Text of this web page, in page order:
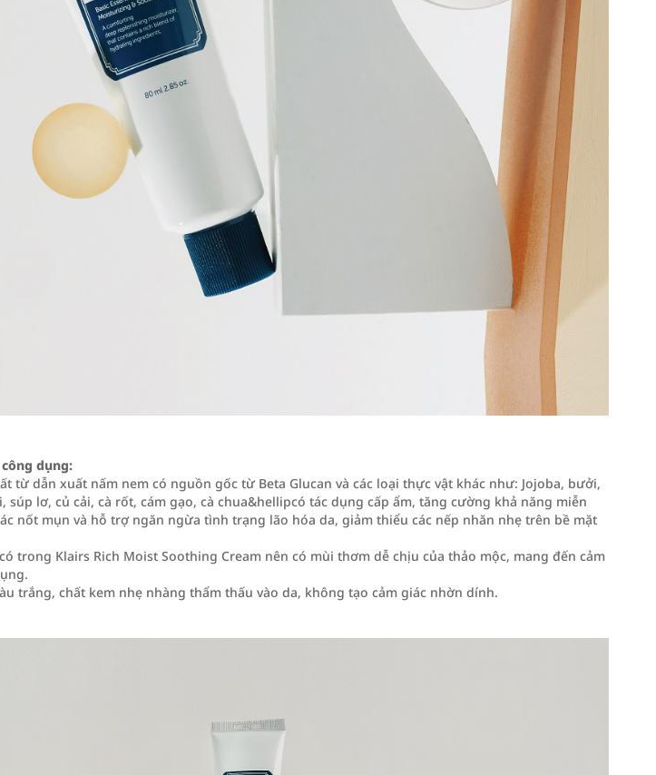
dụng:
từ dẫn xuất nấm nem có nguồn gốc từ Beta Glucan và các loại thực vật khác như: Jojoba, bưởi,
súp lơ, củ cải, cà rốt, cám gạo, cà chua&hellipcó tác dụng cấp ẩm, tăng cường khả năng miễn
nốt mụn và hỗ trợ ngăn ngừa tình trạng lão hóa da, giảm thiểu các nếp nhăn nhẹ trên bề mặt
trong Klairs Rich Moist Soothing Cream nên có mùi thơm dễ chịu của thảo mộc, mang đến cảm
trắng, chất kem nhẹ nhàng thẩm thấu vào da, không tạo cảm giác nhờn dính.